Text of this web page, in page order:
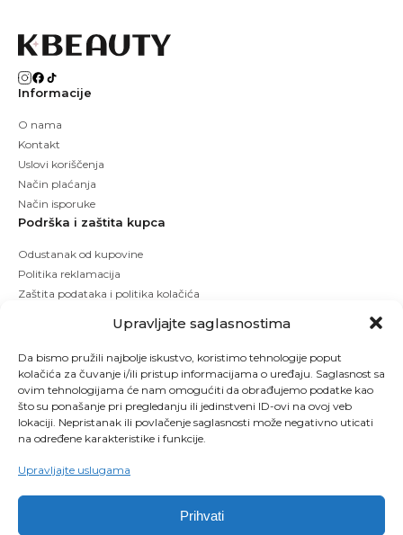
Upravljajte saglasnostima
Da bismo pružili najbolje iskustvo, koristimo tehnologije poput
kolačića za čuvanje i/ili pristup informacijama o uređaju. Saglasnost sa
ovim tehnologijama će nam omogućiti da obrađujemo podatke kao
što su ponašanje pri pregledanju ili jedinstveni ID-ovi na ovoj veb
lokaciji. Nepristanak ili povlačenje saglasnosti može negativno uticati
na određene karakteristike i funkcije.
Upravljajte uslugama
Prihvati
Informacije
O nama
Kontakt
Uslovi koriščenja
Način plaćanja
Način isporuke
Podrška i zaštita kupca
Odustanak od kupovine
Politika reklamacija
Zaštita podataka i politika kolačića